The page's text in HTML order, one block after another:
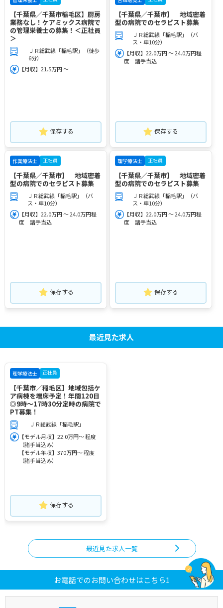
【千葉県／千葉市稲毛区】厨房
業務なし！ケアミックス病院で
の管理栄養士の募集！＜正社員
＞
ＪＲ総武線「稲毛駅」（徒歩
6分）
【月収】21.5万円 ～
保存する
【千葉県／千葉市】 地域密着
型の病院でのセラピスト募集
ＪＲ総武線「稲毛駅」（バ
ス・車10分）
【月収】22.0万円 ～ 24.0万円程
度 諸手当込
保存する
作業療法士 正社員
【千葉県／千葉市】 地域密着
型の病院でのセラピスト募集
ＪＲ総武線「稲毛駅」（バ
ス・車10分）
【月収】22.0万円 ～ 24.0万円程
度 諸手当込
保存する
理学療法士 正社員
【千葉県／千葉市】 地域密着
型の病院でのセラピスト募集
ＪＲ総武線「稲毛駅」（バ
ス・車10分）
【月収】22.0万円 ～ 24.0万円程
度 諸手当込
保存する
最近見た求人
理学療法士 正社員
【千葉市／稲毛区】地域包括ケ
ア病棟を増床予定！年間120日
◎9時～17時30分定時の病院で
PT募集！
ＪＲ総武線「稲毛駅」
【モデル月収】22.0万円～ 程度
（諸手当込み）
【モデル年収】370万円～ 程度
（諸手当込み）
保存する
最近見た求人一覧
お電話でのお問い合わせはこちら1